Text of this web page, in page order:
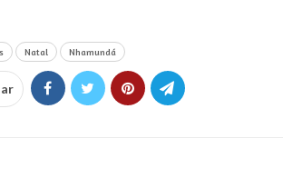
Natal Nhamundá